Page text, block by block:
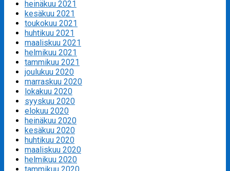
heinäkuu 2021
kesäkuu 2021
toukokuu 2021
huhtikuu 2021
maaliskuu 2021
helmikuu 2021
tammikuu 2021
joulukuu 2020
marraskuu 2020
lokakuu 2020
syyskuu 2020
elokuu 2020
heinäkuu 2020
kesäkuu 2020
huhtikuu 2020
maaliskuu 2020
helmikuu 2020